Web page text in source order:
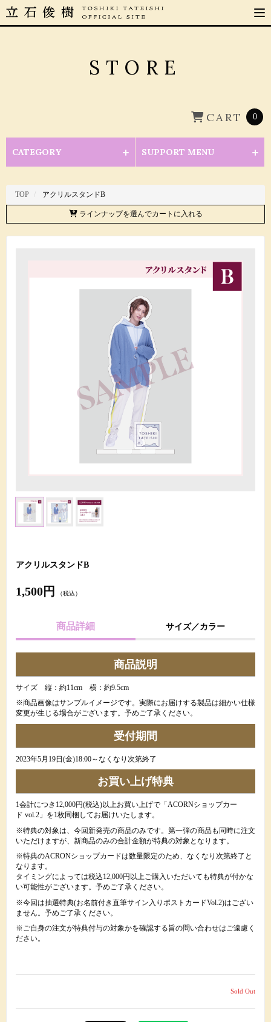
STORE
CART 0
CATEGORY SUPPORT MENU
TOP アクリルスタンドB
ラインナップを選んでカートに入れる
アクリルスタンドB
1,500円 （税込）
商品詳細 サイズ／カラー
商品説明
サイズ 縦：約11cm 横：約9.5cm
※商品画像はサンプルイメージです。実際にお届けする製品は細かい仕様
変更が生じる場合がございます。予めご了承ください。
受付期間
2023年5月19日(金)18:00～なくなり次第終了
お買い上げ特典
1会計につき12,000円(税込)以上お買い上げで「ACORNショップカー
ド vol.2」を1枚同梱してお届けいたします。
※特典の対象は、今回新発売の商品のみです。第一弾の商品も同時に注文
いただけますが、新商品のみの合計金額が特典の対象となります。
※特典のACRONショップカードは数量限定のため、なくなり次第終了と
なります。
タイミングによっては税込12,000円以上ご購入いただいても特典が付かな
い可能性がございます。予めご了承ください。
※今回は抽選特典(お名前付き直筆サイン入りポストカードVol.2)はござい
ません。予めご了承ください。
※ご自身の注文が特典付与の対象かを確認する旨の問い合わせはご遠慮く
ださい。
Sold Out